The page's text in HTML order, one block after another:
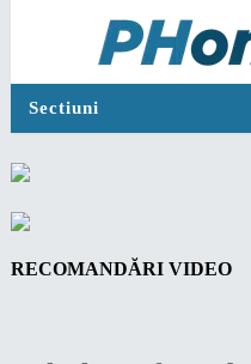
Sectiuni
RECOMANDĂRI VIDEO